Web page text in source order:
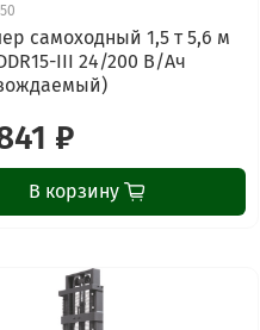
самоходный 1,5 т 5,6 м
III 24/200 В/Ач
₽
В корзину